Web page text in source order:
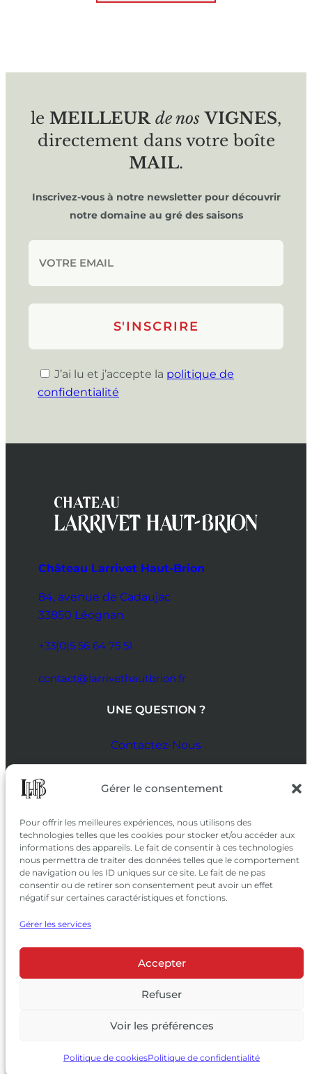
Gérer le consentement
Pour offrir les meilleures expériences, nous utilisons des
technologies telles que les cookies pour stocker et/ou accéder aux
informations des appareils. Le fait de consentir à ces technologies
nous permettra de traiter des données telles que le comportement
de navigation ou les ID uniques sur ce site. Le fait de ne pas
consentir ou de retirer son consentement peut avoir un effet
négatif sur certaines caractéristiques et fonctions.
Gérer les services
Accepter
Refuser
Voir les préférences
Politique de cookiesPolitique de confidentialité
le MEILLEUR de nos VIGNES,
directement dans votre boîte
MAIL.
Inscrivez-vous à notre newsletter pour découvrir
notre domaine au gré des saisons
J’ai lu et j’accepte la politique de
confidentialité
Château Larrivet Haut-Brion
84, avenue de Cadaujac
33850 Léognan
+33(0)5 56 64 75 51
contact@larrivethautbrion.fr
UNE QUESTION ?
Contactez-Nous
SUIVEZ-NOUS
SUR LES RÉSEAUX
© 2026 Château Larrivet Haut-Brion |
Mentions légales|Politique de confidentialité
|CGV
L’ABUS D’ALCOOL EST DANGEREUX POUR LA SANTÉ, À